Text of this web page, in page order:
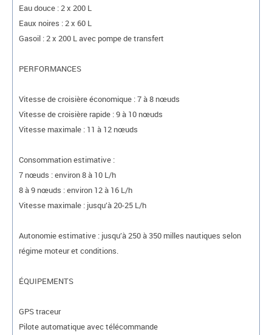
Eau douce : 2 x 200 L
Eaux noires : 2 x 60 L
Gasoil : 2 x 200 L avec pompe de transfert
PERFORMANCES
Vitesse de croisière économique : 7 à 8 nœuds
Vitesse de croisière rapide : 9 à 10 nœuds
Vitesse maximale : 11 à 12 nœuds
Consommation estimative :
7 nœuds : environ 8 à 10 L/h
8 à 9 nœuds : environ 12 à 16 L/h
Vitesse maximale : jusqu’à 20-25 L/h
Autonomie estimative : jusqu’à 250 à 350 milles nautiques selon
régime moteur et conditions.
ÉQUIPEMENTS
GPS traceur
Pilote automatique avec télécommande